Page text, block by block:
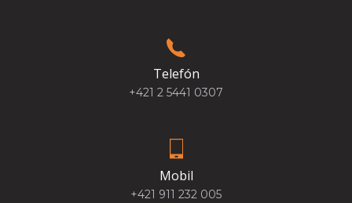
Telefón
+421 2 5441 0307
Mobil
+421 911 232 005